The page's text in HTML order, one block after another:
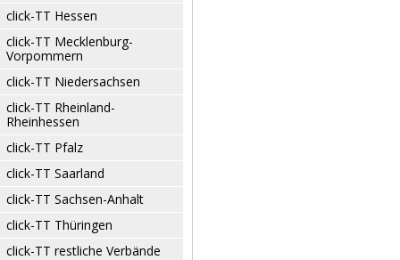
click-TT Hessen
click-TT Mecklenburg-
Vorpommern
click-TT Niedersachsen
click-TT Rheinland-
Rheinhessen
click-TT Pfalz
click-TT Saarland
click-TT Sachsen-Anhalt
click-TT Thüringen
click-TT restliche Verbände